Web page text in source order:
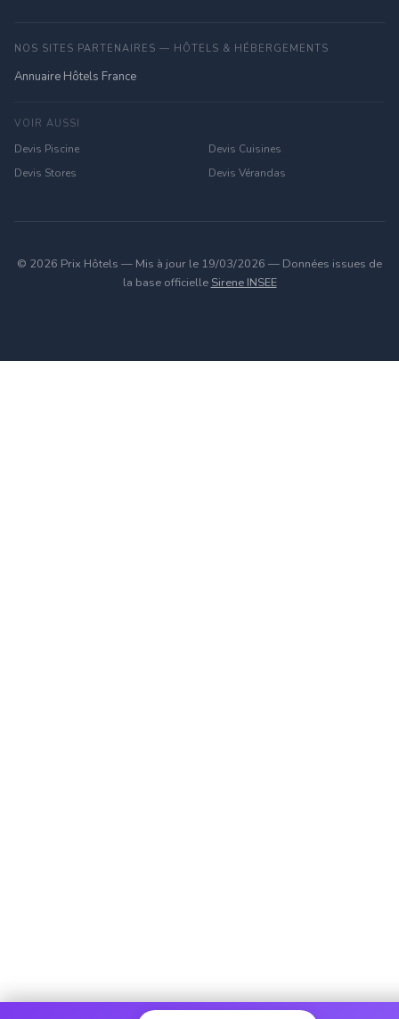
NOS SITES PARTENAIRES — HÔTELS & HÉBERGEMENTS
Annuaire Hôtels France
VOIR AUSSI
Devis Piscine
Devis Cuisines
Devis Stores
Devis Vérandas
© 2026 Prix Hôtels — Mis à jour le 19/03/2026 — Données issues de
la base officielle Sirene INSEE